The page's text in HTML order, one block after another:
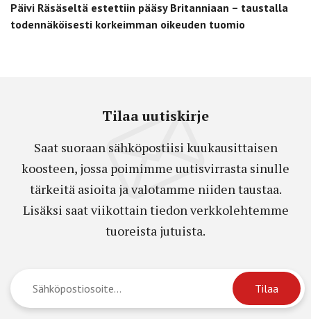
Päivi Räsäseltä estettiin pääsy Britanniaan – taustalla
todennäköisesti korkeimman oikeuden tuomio
Tilaa uutiskirje
Saat suoraan sähköpostiisi kuukausittaisen
koosteen, jossa poimimme uutisvirrasta sinulle
tärkeitä asioita ja valotamme niiden taustaa.
Lisäksi saat viikottain tiedon verkkolehtemme
tuoreista jutuista.